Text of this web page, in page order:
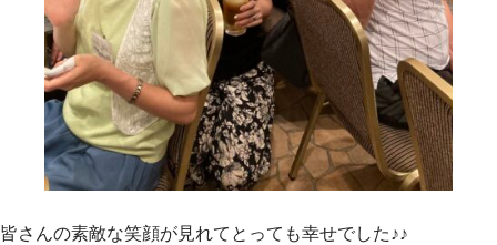
皆さんの素敵な笑顔が見れてとっても幸せでした♪♪